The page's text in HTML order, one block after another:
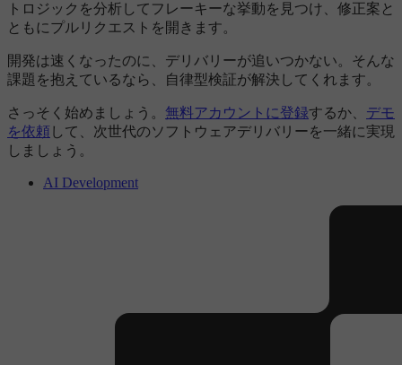
トロジックを分析してフレーキーな挙動を見つけ、修正案と
ともにプルリクエストを開きます。
開発は速くなったのに、デリバリーが追いつかない。そんな
課題を抱えているなら、自律型検証が解決してくれます。
さっそく始めましょう。 無料アカウントに登録するか、 デモ
を依頼して、次世代のソフトウェアデリバリーを一緒に実現
しましょう。
AI Development